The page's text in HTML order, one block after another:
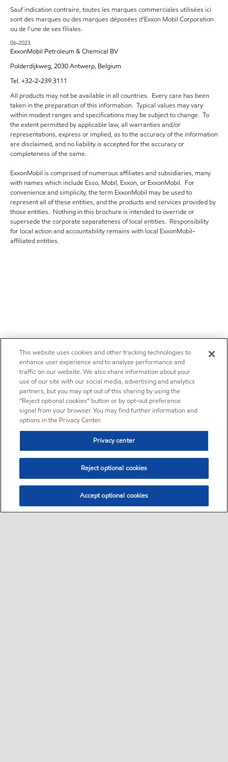
Sauf indication contraire, toutes les marques commerciales utilisées ici
sont des marques ou des marques déposées d'Exxon Mobil Corporation
ou de l'une de ses filiales.
06-2023
ExxonMobil Petroleum & Chemical BV
Polderdijkweg, 2030 Antwerp, Belgium
Tel. +32-2-239.3111
All products may not be available in all countries. Every care has been
taken in the preparation of this information. Typical values may vary
within modest ranges and specifications may be subject to change. To
the extent permitted by applicable law, all warranties and/or
representations, express or implied, as to the accuracy of the information
are disclaimed, and no liability is accepted for the accuracy or
completeness of the same.
ExxonMobil is comprised of numerous affiliates and subsidiaries, many
with names which include Esso, Mobil, Exxon, or ExxonMobil. For
convenience and simplicity, the term ExxonMobil may be used to
represent all of these entities, and the products and services provided by
those entities. Nothing in this brochure is intended to override or
supersede the corporate separateness of local entities. Responsibility
for local action and accountability remains with local ExxonMobil-
affiliated entities.
This website uses cookies and other tracking technologies to
enhance user experience and to analyze performance and
traffic on our website. We also share information about your
use of our site with our social media, advertising and analytics
partners, but you may opt out of this sharing by using the
“Reject optional cookies” button or by opt-out preference
signal from your browser. You may find further information and
options in the Privacy Center.
Privacy center
Reject optional cookies
Accept optional cookies